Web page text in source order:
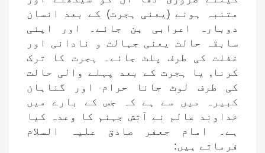
متنبہ ہونے (یعنی ہجرت) کے بعد انسان
دوبارہ اعرابی بن جائے۔ اور اپنی
سابقہ حالت یعنی جہالت و نادانی اور
غفلت کی طرف پلٹ جائے۔ ہجرت کا ترک
کرنا, یا ہجرت کے بعد پہلے والی حالت
کی طرف لوٹ جانا حرام اور گناہان
کبیرہ میں سے ہے کہ جس کے بارے میں
خداوند عالم نے آتش جہنم کا وعدہ کیا
ہے۔ امام جعفر صادق علیہ السلام
فرماتے ہیں: